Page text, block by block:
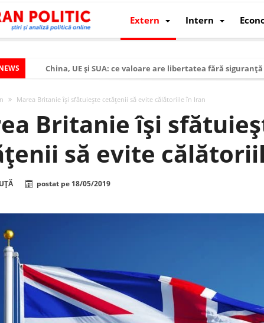
Extern Intern
China, UE și SUA: ce valoare are libertatea fără siguranță
Modelul economic al Chinei: cum a devenit atelierul
Modelul economic al Rusiei: de ce rezistă?
Viitorul României în Uniunea Europeană. Ce ne
Marea Britanie îşi sfătuieşte cetăţenii să evite călătoriile în Iran
Britanie îşi
să evite
postat pe 18/05/2019